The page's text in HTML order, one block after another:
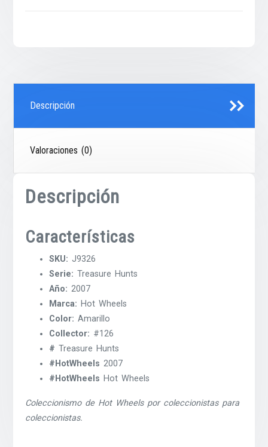
Descripción
Valoraciones (0)
Descripción
Características
SKU: J9326
Serie: Treasure Hunts
Año: 2007
Marca: Hot Wheels
Color: Amarillo
Collector: #126
# Treasure Hunts
#HotWheels 2007
#HotWheels Hot Wheels
Coleccionismo de Hot Wheels por coleccionistas para
coleccionistas.